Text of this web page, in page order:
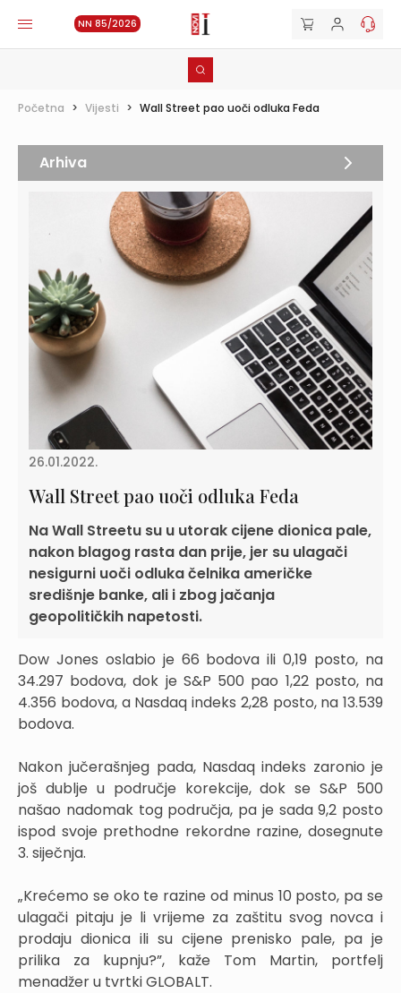
NN 85/2026
Početna > Vijesti > Wall Street pao uoči odluka Feda
26.01.2022.
Wall Street pao uoči odluka Feda
Na Wall Streetu su u utorak cijene dionica pale,
nakon blagog rasta dan prije, jer su ulagači
nesigurni uoči odluka čelnika američke
središnje banke, ali i zbog jačanja
geopolitičkih napetosti.
Dow Jones oslabio je 66 bodova ili 0,19 posto, na
34.297 bodova, dok je S&P 500 pao 1,22 posto, na
4.356 bodova, a Nasdaq indeks 2,28 posto, na 13.539
bodova.
Nakon jučerašnjeg pada, Nasdaq indeks zaronio je
još dublje u područje korekcije, dok se S&P 500
našao nadomak tog područja, pa je sada 9,2 posto
ispod svoje prethodne rekordne razine, dosegnute
3. siječnja.
„Krećemo se oko te razine od minus 10 posto, pa se
ulagači pitaju je li vrijeme za zaštitu svog novca i
prodaju dionica ili su cijene prenisko pale, pa je
prilika za kupnju?”, kaže Tom Martin, portfelj
menadžer u tvrtki GLOBALT.
Arhiva